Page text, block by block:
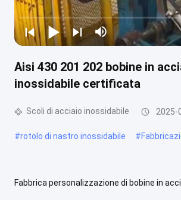
Aisi 430 201 202 bobine in
inossidabile certificata
Scoli di acciaio inossidabile 2025-
#rotolo di nastro inossidabile #
Fabbrica personalizzazione di bobine in